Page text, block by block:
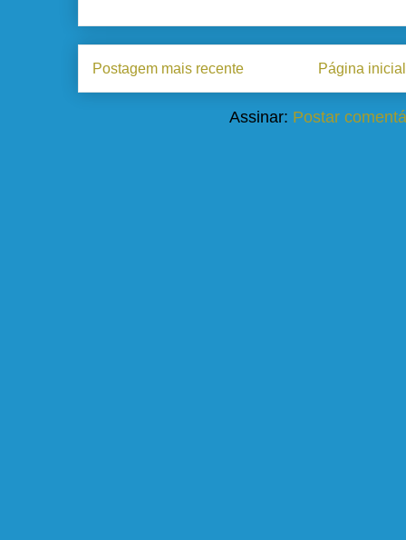
Postagem mais recente Página inicial
Assinar: Postar